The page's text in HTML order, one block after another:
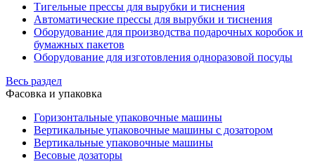
Тигельные прессы для вырубки и тиснения
Автоматические прессы для вырубки и тиснения
Оборудование для производства подарочных коробок и
бумажных пакетов
Оборудование для изготовления одноразовой посуды
Весь раздел
Фасовка и упаковка
Горизонтальные упаковочные машины
Вертикальные упаковочные машины с дозатором
Вертикальные упаковочные машины
Весовые дозаторы